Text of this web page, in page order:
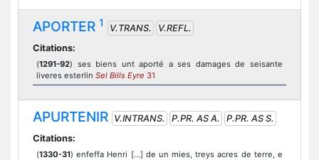
APORTER 1 V.TRANS.
V.REFL.
Citations:
(1291-92) ses biens unt aporté a ses damages de seisante
liveres esterlin Sel Bills Eyre 31
APURTENIR V.INTRANS. P.PR. AS A.
P.PR. AS S.
Citations:
(1330-31) enfeffa Henri […] de un mies, treys acres de terre, e